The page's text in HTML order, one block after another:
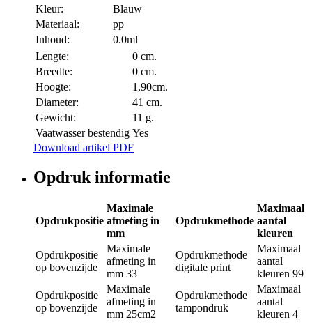
Kleur:
Blauw
Materiaal:
pp
Inhoud:
0.0ml
Lengte:
0 cm.
Breedte:
0 cm.
Hoogte:
1,90cm.
Diameter:
41 cm.
Gewicht:
11 g.
Vaatwasser bestendig Yes
Download artikel PDF
Opdruk informatie
Opdrukpositie
Maximale
afmeting in
mm
Opdrukmethode
Maximaal
aantal
kleuren
Opdrukpositie
op bovenzijde
Maximale
afmeting in
mm 33
Opdrukmethode
digitale print
Maximaal
aantal
kleuren 99
Opdrukpositie
op bovenzijde
Maximale
afmeting in
mm 25cm2
Opdrukmethode
tampondruk
Maximaal
aantal
kleuren 4